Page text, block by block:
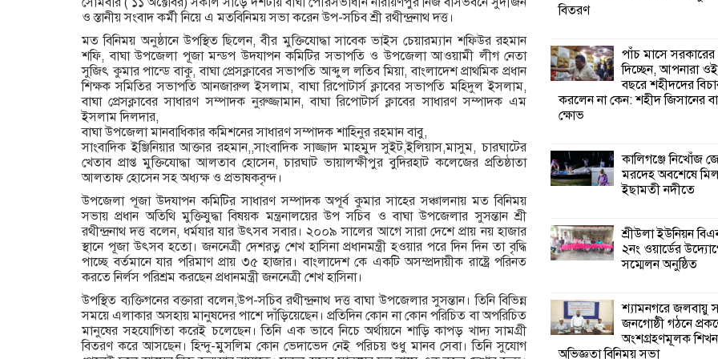
ও স্তানীয় সংবাদ কর্মী নিয়ে এ মতবিনিময় সভা করেন উপ-সচিব শ্রী রথীন্দ্রনাথ দত্ত।
মত বিনিময় অনুষ্ঠানে উপস্থিত ছিলেন, বীর মুক্তিযোদ্ধা সাবেক ভাইস চেয়ারম্যান শফিউর রহমান
শফি, বাঘা উপজেলা পূজা মন্ডপ উদযাপন কমিটির সভাপতি ও উপজেলা আওয়ামী লীগ নেতা
সুজিৎ কুমার পান্ডে বাকু, বাঘা প্রেসক্লাবের সভাপতি আব্দুল লতিব মিয়া, বাংলাদেশ প্রাথমিক প্রধান
শিক্ষক সমিতির সভাপতি আনজারুল ইসলাম, বাঘা রিপোটার্স ক্লাবের সভাপতি মহিদুল ইসলাম,
বাঘা প্রেসক্লাবের সাধারণ সম্পাদক নুরুজ্জামান, বাঘা রিপোটার্স ক্লাবের সাধারণ সম্পাদক এম
ইসলাম দিলদার,
বাঘা উপজেলা মানবাধিকার কমিশনের সাধারণ সম্পাদক শাহিনুর রহমান বাবু,
সাংবাদিক ইঞ্জিনিয়ার আক্তার রহমান,,সাংবাদিক সাজ্জাদ মাহমুদ সুইট,ইলিয়াস,মাসুম, চারঘাটের
খেতাব প্রাপ্ত মুক্তিযোদ্ধা আলতাব হোসেন, চারঘাট ভায়ালক্ষীপুর বুদিরহাট কলেজের প্রতিষ্ঠাতা
আলতাফ হোসেন সহ অধ্যক্ষ ও প্রভাষকবৃন্দ।
উপজেলা পূজা উদযাপন কমিটির সাধারণ সম্পাদক অপূর্ব কুমার সাহের সঞ্চালনায় মত বিনিময়
সভায় প্রধান অতিথি মুক্তিযুদ্ধা বিষয়ক মন্ত্রনালয়ের উপ সচিব ও বাঘা উপজেলার সুসন্তান শ্রী
রথীন্দ্রনাথ দত্ত বলেন, ধর্মযার যার উৎসব সবার। ২০০৯ সালের আগে সারা দেশে প্রায় নয় হাজার
স্থানে পূজা উৎসব হতো। জননেত্রী দেশরত্ন শেখ হাসিনা প্রধানমন্ত্রী হওয়ার পরে দিন দিন তা বৃদ্ধি
পাচ্ছে বর্তমানে যার পরিমাণ প্রায় ৩৫ হাজার। বাংলাদেশ কে একটি অসম্প্রদায়ীক রাষ্ট্রে পরিনত
করতে নির্লস পরিশ্রম করছেন প্রধানমন্ত্রী জননেত্রী শেখ হাসিনা।
উপস্থিত ব্যক্তিগনের বক্তারা বলেন,উপ-সচিব রথীন্দ্রনাথ দত্ত বাঘা উপজেলার সুসন্তান। তিনি বিভিন্ন
সময়ে এলাকার অসহায় মানুষদের পাশে দাঁড়িয়েছেন। প্রতিদিন কোন না কোন পরিচিত বা অপরিচিত
মানুষের সহযোগিতা করেই চলেছেন। তিনি এক ভাবে নিচে অর্থায়নে শাড়ি কাপড় খাদ্য সামগ্রী
বিতরণ করে আসছেন। হিন্দু-মুসলিম কোন ভেদাভেদ নেই পরিচয় শুধু মানব সেবা। তিনি সুযোগ
২নং ওয়ার্ডের
কর্মী সম্মেলন
শ্যামনগরে জলবায়ু
শিখন ও অভিজ্ঞতা বিনিময় সভা
শ্যামনগরে বনবিভাগ
মতবিনিময় সভা
শ্যামনগরে সুপেয়
সংলাপ অনুষ্ঠিত
বিতরণ
পাঁচ মাসে
দিচ্ছেন, আপনারা
বছরে শহীদদের
করলেন না কেন: শহীদ জিসানের
ক্ষোভ
কালিগঞ্জে নিখোঁজ
মরদেহ অবশেষে
ইছামতী নদীতে
শ্রীউলা ইউনিয়ন
২নং ওয়ার্ডের
সম্মেলন অনুষ্ঠিত
শ্যামনগরে জলবায়ু
জনগোষ্ঠী গঠনে
অংশগ্রহণমূলক
অভিজ্ঞতা বিনিময় সভা